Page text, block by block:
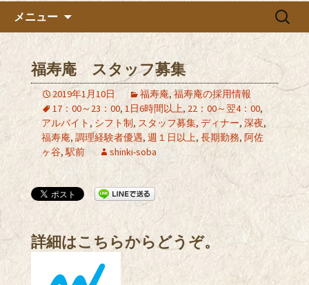
メニュー
検
福寿庵 スタッフ募集
2019年1月10日 福寿庵, 福寿庵の採用情報
17：00～23：00, 1日6時間以上, 22：00～翌4：00,
アルバイト ,シフト制, スタッフ募集, ディナー,深夜,
福寿庵, 調理経験者優遇, 週１日以上, 長期勤務, 阿佐
ヶ谷,駅前 shinki-soba
詳細はこちらからどうぞ。